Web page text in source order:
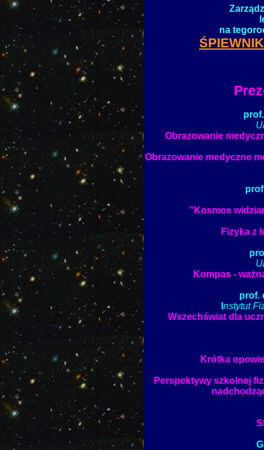
na
Obrazowanie
Obrazowanie medyczne
"Kosmos
Fizyka z
Kompas -
prof.
nstytut
Wszechświat dla
Krótka
Perspektywy szkolnej